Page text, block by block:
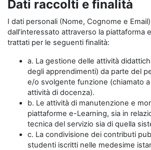
Dati raccolti e finalità
I dati personali (Nome, Cognome e
dall’interessato attraverso la piattaforma
trattati per le seguenti finalità:
a. La gestione delle attività
degli apprendimenti) da parte del
e/o svolgente funzione (chiamato
attività di docenza).
b. Le attività di manutenzione e
piattaforme e-Learning, sia in
tecnica del servizio sia di quella
c. La condivisione dei contributi
studenti iscritti nelle medesime